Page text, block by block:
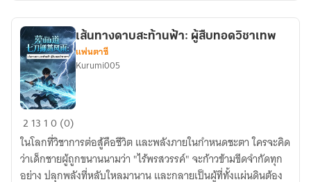
บน
เขา
สวรรค์
เส้น
ทาง
ดาบ
สะท้าน
เส้นทางดาบสะท้านฟ้า: ผู้สืบทอดวิชาเทพ
แฟนตาซี
Kurumi005
2 13 10 (0)
ในโลกที่วิชาการต่อสู้คือชีวิต และพลังภายในกำหนดชะตา ใครจะคิด
ว่าเด็กชายผู้ถูกขนานนามว่า "ไร้พรสวรรค์" จะก้าวข้ามขีดจำกัดทุก
อย่าง ปลุกพลังที่หลับใหลมานาน และกลายเป็นผู้ที่ทั้งแผ่นดินต้อง